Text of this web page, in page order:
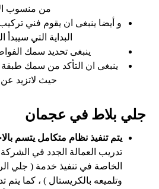
من منسوب
و أيضا ينبغى ان يقوم فني
البداية التي سيبدأ
ينبغى تحديد سمك
ينبغى ان التأكد من سمك
حيث لاتزيد عن 10
جلي بلاط في عجمان
يتم تنفيذ نظام متكامل يتسم
تدريب العمالة الجدد في
الخاصة في تنفيذ خدمة ( جلي
وتلميعه بالكريستال ) ، كما